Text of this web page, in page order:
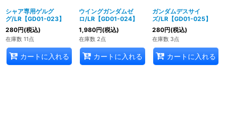
シャア専用ゲルグ
グ/LR【GD01-023】
280円(税込)
在庫数 11点
カートに入れる
ウイングガンダムゼ
ロ/LR【GD01-024】
1,980円(税込)
在庫数 2点
カートに入れる
ガンダムデスサイ
ズ/LR【GD01-025】
280円(税込)
在庫数 3点
カートに入れる